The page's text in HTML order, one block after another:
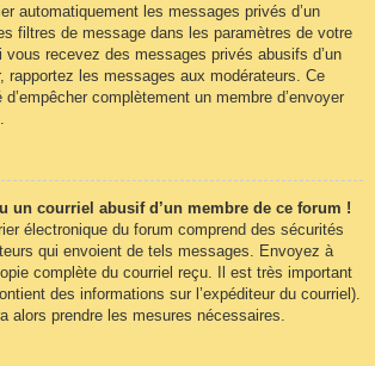
automatiquement les messages privés d’un
filtres de message dans les paramètres de votre
recevez des messages privés abusifs d’un
rapportez les messages aux modérateurs. Ce
complètement un membre d’envoyer
un courriel abusif d’un membre de ce forum !
électronique du forum comprend des sécurités
qui envoient de tels messages. Envoyez à
complète du courriel reçu. Il est très important
des informations sur l’expéditeur du courriel).
alors prendre les mesures nécessaires.